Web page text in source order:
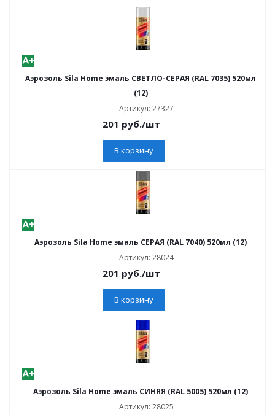
Аэрозоль Sila Home эмаль СВЕТЛО-СЕРАЯ (RAL 7035) 520мл
(12)
Артикул: 27327
201 руб./шт
В корзину
Аэрозоль Sila Home эмаль СЕРАЯ (RAL 7040) 520мл (12)
Артикул: 28024
201 руб./шт
В корзину
Аэрозоль Sila Home эмаль СИНЯЯ (RAL 5005) 520мл (12)
Артикул: 28025